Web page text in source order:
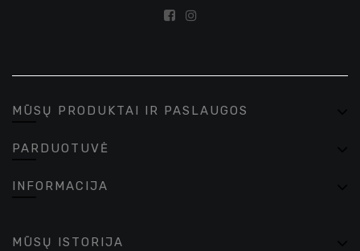
MŪSŲ PRODUKTAI IR PASLAUGOS
PARDUOTUVĖ
INFORMACIJA
MŪSŲ ISTORIJA